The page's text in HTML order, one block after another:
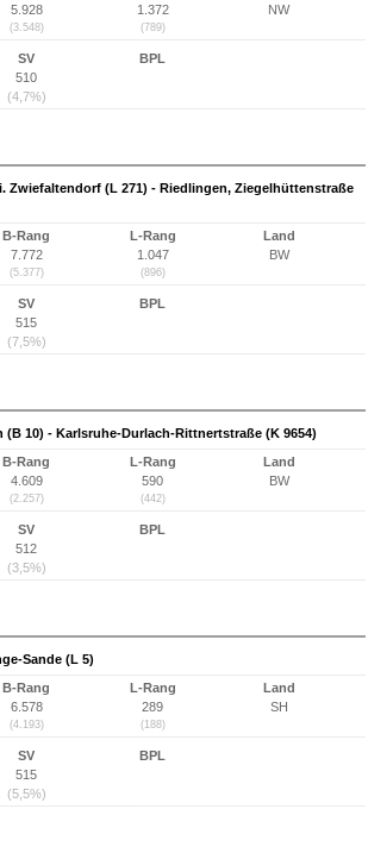
5.928
(3.548)
1.372
(789)
NW
SV
510
(4,7%)
BPL
Zwiefaltendorf (L 271) - Riedlingen, Ziegelhüttenstraße
B-Rang
7.772
(5.377)
L-Rang
1.047
(896)
Land
BW
SV
515
(7,5%)
BPL
(B 10) - Karlsruhe-Durlach-Rittnertstraße (K 9654)
B-Rang
4.609
(2.257)
L-Rang
590
(442)
Land
BW
SV
512
(3,5%)
BPL
Sande (L 5)
B-Rang
6.578
(4.193)
L-Rang
289
(188)
Land
SH
SV
515
(5,5%)
BPL